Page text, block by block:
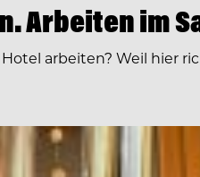
Arbeiten im
arbeiten? Weil hier